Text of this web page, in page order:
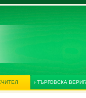
ТЪРГОВСКА